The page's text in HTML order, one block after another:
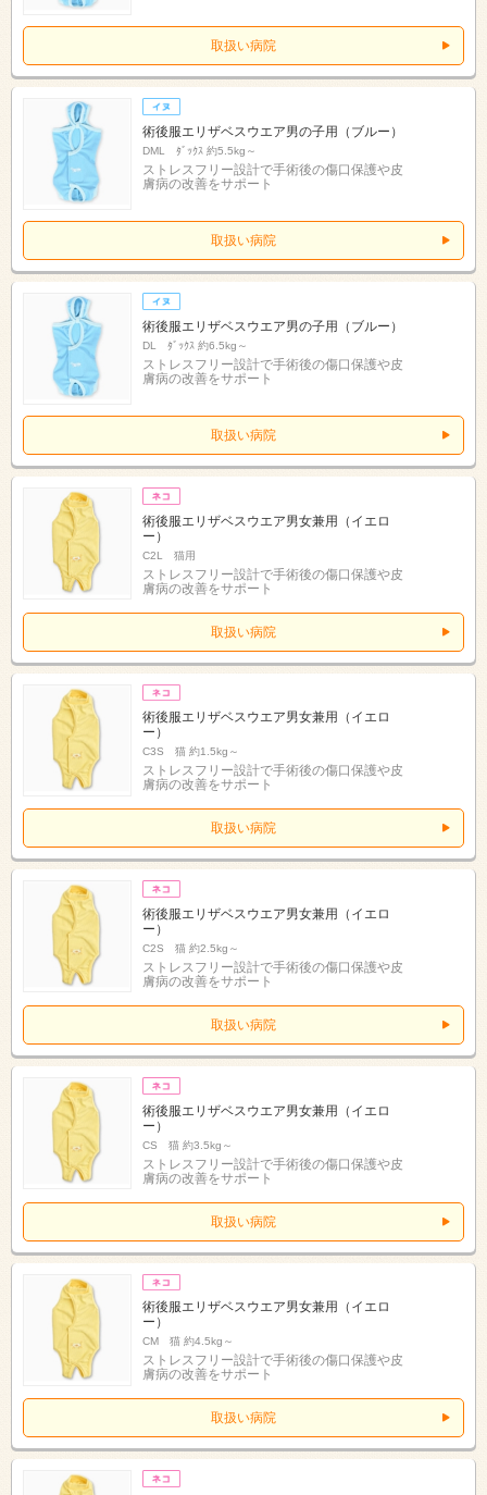
取扱い病院
術後服エリザベスウエア男の子用（ブルー）
DML ﾀﾞｯｸｽ 約5.5kg～
ストレスフリー設計で手術後の傷口保護や皮
膚病の改善をサポート
取扱い病院
術後服エリザベスウエア男の子用（ブルー）
DL ﾀﾞｯｸｽ 約6.5kg～
ストレスフリー設計で手術後の傷口保護や皮
膚病の改善をサポート
取扱い病院
術後服エリザベスウエア男女兼用（イエロ
ー）
C2L 猫用
ストレスフリー設計で手術後の傷口保護や皮
膚病の改善をサポート
取扱い病院
術後服エリザベスウエア男女兼用（イエロ
ー）
C3S 猫 約1.5kg～
ストレスフリー設計で手術後の傷口保護や皮
膚病の改善をサポート
取扱い病院
術後服エリザベスウエア男女兼用（イエロ
ー）
C2S 猫 約2.5kg～
ストレスフリー設計で手術後の傷口保護や皮
膚病の改善をサポート
取扱い病院
術後服エリザベスウエア男女兼用（イエロ
ー）
CS 猫 約3.5kg～
ストレスフリー設計で手術後の傷口保護や皮
膚病の改善をサポート
取扱い病院
術後服エリザベスウエア男女兼用（イエロ
ー）
CM 猫 約4.5kg～
ストレスフリー設計で手術後の傷口保護や皮
膚病の改善をサポート
取扱い病院